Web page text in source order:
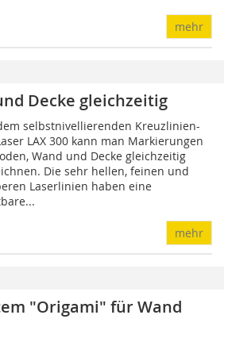
mehr
Decke gleichzeitig
selbstnivellierenden Kreuzlinien-
LAX 300 kann man Markierungen
Wand und Decke gleichzeitig
Die sehr hellen, feinen und
Laserlinien haben eine
mehr
"Origami" für Wand